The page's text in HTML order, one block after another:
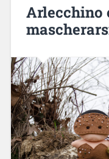
Arlecchino